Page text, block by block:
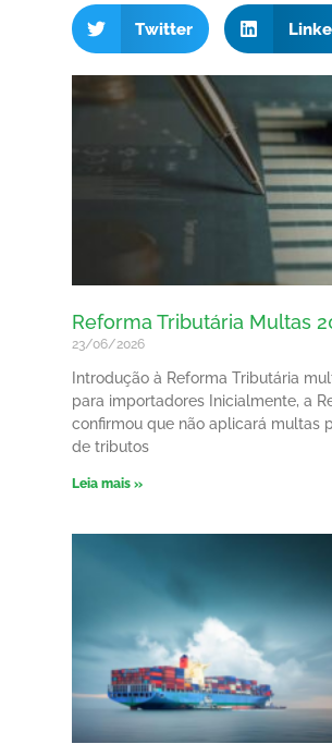
Twitter
Reforma Tributária Multas
23/06/2026
Introdução à Reforma Tributária
para importadores Inicialmente, a
confirmou que não aplicará multas
de tributos
Leia mais »